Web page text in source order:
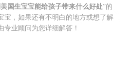
国生宝宝能给孩子带来什么好处”的
宝，如果还有不明白的地方或想了解
专业顾问为您详细解答！